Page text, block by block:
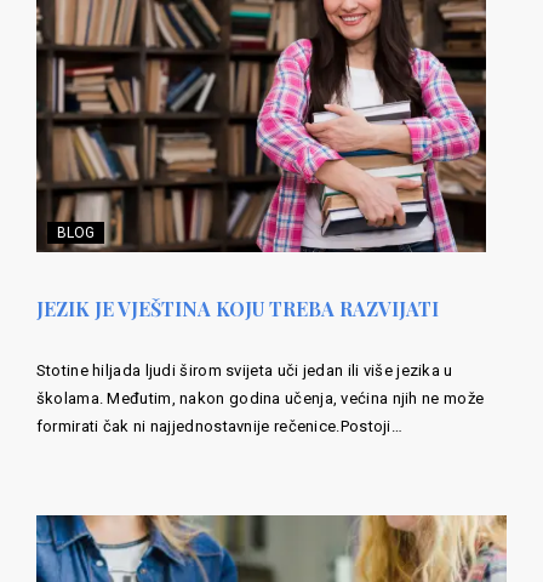
BLOG
JEZIK JE VJEŠTINA KOJU TREBA RAZVIJATI
Stotine hiljada ljudi širom svijeta uči jedan ili više jezika u
školama. Međutim, nakon godina učenja, većina njih ne može
formirati čak ni najjednostavnije rečenice.Postoji…